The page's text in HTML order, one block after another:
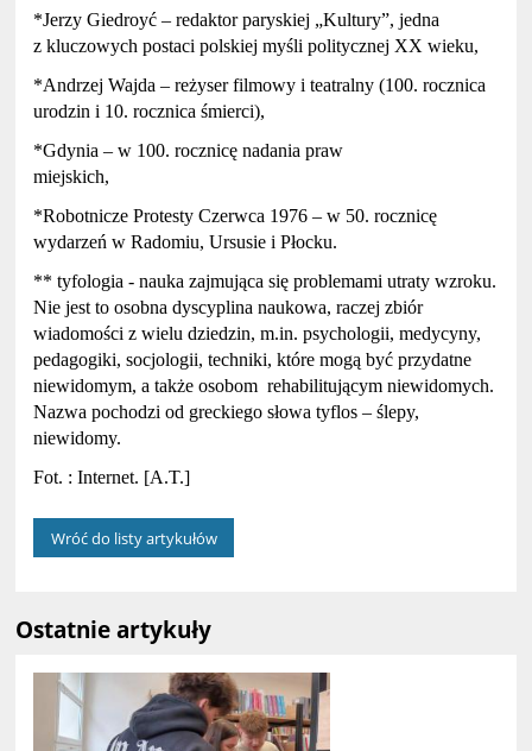
*Jerzy Giedroyć – redaktor paryskiej „Kultury”, jedna
z kluczowych postaci polskiej myśli politycznej XX wieku,
*Andrzej Wajda – reżyser filmowy i teatralny (100. rocznica
urodzin i 10. rocznica śmierci),
*Gdynia – w 100. rocznicę nadania praw
miejskich,
*Robotnicze Protesty Czerwca 1976 – w 50. rocznicę
wydarzeń w Radomiu, Ursusie i Płocku.
** tyfologia - nauka zajmująca się problemami utraty wzroku.
Nie jest to osobna dyscyplina naukowa, raczej zbiór
wiadomości z wielu dziedzin, m.in. psychologii, medycyny,
pedagogiki, socjologii, techniki, które mogą być przydatne
niewidomym, a także osobom rehabilitującym niewidomych.
Nazwa pochodzi od greckiego słowa tyflos – ślepy,
niewidomy.
Fot. : Internet. [A.T.]
Wróć do listy artykułów
Ostatnie artykuły